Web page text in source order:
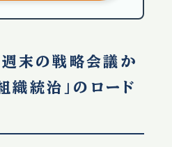
末の戦略会議か
織統治」のロード